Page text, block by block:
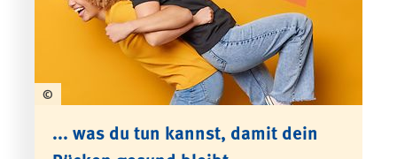
©
... was du tun kannst, damit dein